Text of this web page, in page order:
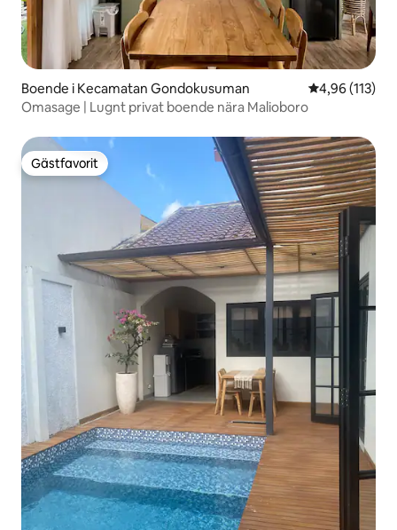
Boende i Kecamatan Gondokusuman 4,96 av 5 i
4,96 (113)
Omasage | Lugnt privat boende nära Malioboro
Gästfavorit
Gästfavorit